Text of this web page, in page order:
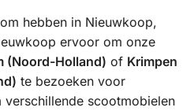
hebben in Nieuwkoop,
ervoor om onze
(Noord-Holland) of Krimpen
te bezoeken voor
scootmobielen